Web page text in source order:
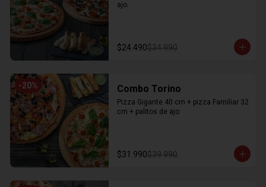
ajo.
$24.490$34.990
-20% Combo Torino
Pizza Gigante 40 cm + pizza Familiar 32
cm + palitos de ajo
$31.990$39.990